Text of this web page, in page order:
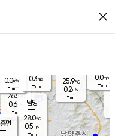
close
양주
26.5℃
0.6
-mm
25.9℃
0.2m/s
-mm
0.0m/s
-mm
남방
28.0℃
0.5m/s
-mm
면
0.0m/s
-mm
0.3m/s
-mm